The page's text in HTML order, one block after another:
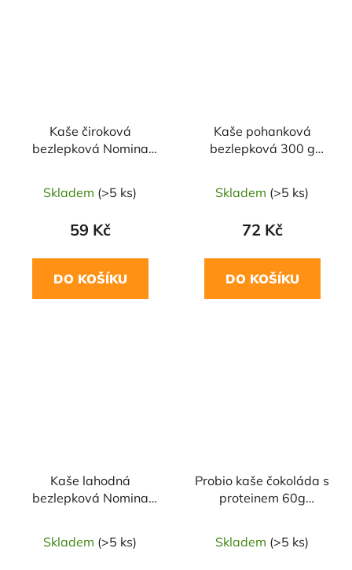
Kaše čiroková
bezlepková Nomina
Skladem (>5 ks)
59 Kč
DO KOŠÍKU
Kaše pohanková
bezlepková 300 g
Skladem (>5 ks)
72 Kč
DO KOŠÍKU
Kaše lahodná
bezlepková Nomina
Skladem (>5 ks)
Probio kaše čokoláda s
proteinem 60g
Skladem (>5 ks)